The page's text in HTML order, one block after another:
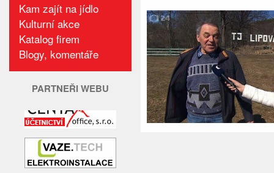
Kam zajít na jídlo
Kulturní akce
Katalog firem
Blogy, komentáře
PARTNEŘI WEBU